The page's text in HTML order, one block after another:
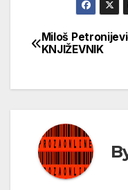
Miloš
KNJIŽEVNIK